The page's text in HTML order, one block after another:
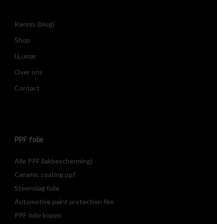
Kennis (blog)
Shop
LLumar
Over ons
Contact
PPF folie
Alle PPF (lakbescherming)
Ceramic coating ppf
Steenslag folie
Automotive paint protection film
PPF folie kopen